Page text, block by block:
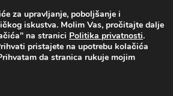
UŽIVO
za upravljanje, poboljšanje i
iskustva. Molim Vas, pročitajte dalje
na stranici Politika privatnosti.
pristajete na upotrebu kolačića
da stranica rukuje mojim